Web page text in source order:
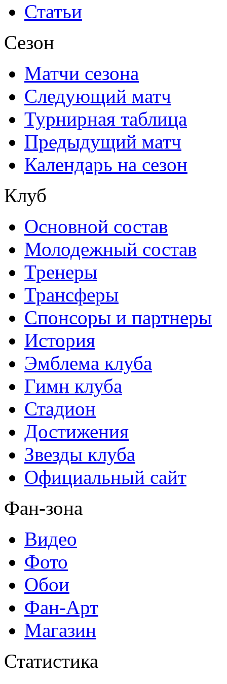
Статьи
Сезон
Матчи сезона
Следующий матч
Турнирная таблица
Предыдущий матч
Календарь на сезон
Клуб
Основной состав
Молодежный состав
Тренеры
Трансферы
Спонсоры и партнеры
История
Эмблема клуба
Гимн клуба
Стадион
Достижения
Звезды клуба
Официальный сайт
Фан-зона
Видео
Фото
Обои
Фан-Арт
Магазин
Статистика